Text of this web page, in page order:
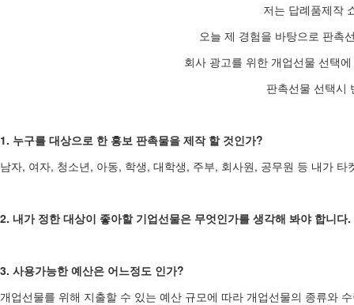
저는 답례품제작
오늘 제 경험을 바탕으로 판촉
회사 광고를 위한 개업선물 선택
판촉선물 선택시
1. 누구를 대상으로 한 홍보 판촉물을 제작 할 것인가?
남자, 여자, 청소년, 아동, 학생, 대학생, 주부, 회사원, 공무원 등 내가
2. 내가 정한 대상이 좋아할 기업선물은 무엇인가를 생각해 봐야 합니다.
3. 사용가능한 예산은 어느정도 인가?
개업선물를 위해 지출할 수 있는 예산 규모에 따라 개업선물의 종류와